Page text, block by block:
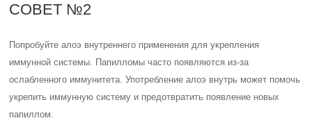
СОВЕТ №2
Попробуйте алоэ внутреннего применения для укрепления
иммунной системы. Папилломы часто появляются из-за
ослабленного иммунитета. Употребление алоэ внутрь может помочь
укрепить иммунную систему и предотвратить появление новых
папиллом.